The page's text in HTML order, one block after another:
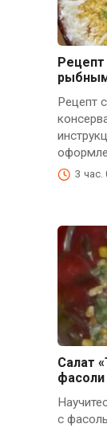
Рецепт
Рецепт
3 час.
Салат
с